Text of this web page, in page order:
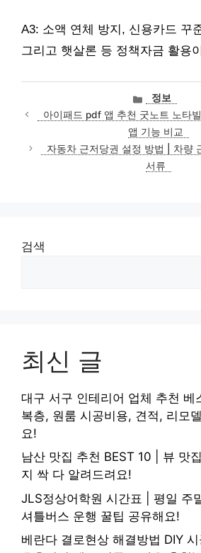
A3: 소액 연체 방지, 신용카드 꾸
그리고 햇살론 등 정책자금 활용
카
테
고
리
정보
아이패드 pdf 앱 추천 굿노트 노타
앱 기능 비교
자동차 근저당권 설정 방법 | 차량
서류
검색
최신 글
대구 서구 인테리어 업체 추천 베
복층, 원룸 시공비용, 견적, 리모
요!
남산 맛집 추천 BEST 10 | 뷰 맛
지 싹 다 알려드려요!
JLS정상어학원 시간표 | 평일 주
셔틀버스 운행 꿀팁 공유해요!
베란다 결로현상 해결방법 DIY